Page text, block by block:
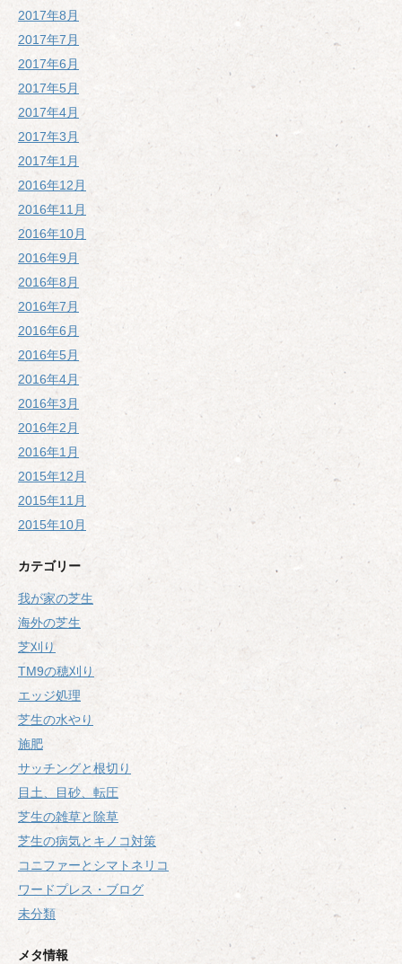
2017年8月
2017年7月
2017年6月
2017年5月
2017年4月
2017年3月
2017年1月
2016年12月
2016年11月
2016年10月
2016年9月
2016年8月
2016年7月
2016年6月
2016年5月
2016年4月
2016年3月
2016年2月
2016年1月
2015年12月
2015年11月
2015年10月
カテゴリー
我が家の芝生
海外の芝生
芝刈り
TM9の穂刈り
エッジ処理
芝生の水やり
施肥
サッチングと根切り
目土、目砂、転圧
芝生の雑草と除草
芝生の病気とキノコ対策
コニファーとシマトネリコ
ワードプレス・ブログ
未分類
メタ情報